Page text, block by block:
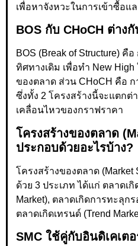
เพื่อหาจังหวะในการเข้าซื้อแ
BOS กับ CHoCH ต่างกั
BOS (Break of Structure) คื
ทิศทางเดิม เพื่อทำ New
ของตลาด ส่วน CHoCH คือ
ซึ่งทั้ง 2 โครงสร้างนี้จะแตกต่
เคลื่อนไหวของกราฟราคา
โครงสร้างของตลาด
ประกอบด้วยอะไรบ้าง?
โครงสร้างของตลาด (Market
ด้วย 3 ประเภท ได้แก่ ตลาดเกิ
Market), ตลาดเกิดการทะลุก
ตลาดเกิดเทรนด์ (Trend
SMC ใช้คู่กับอินดิเคเต